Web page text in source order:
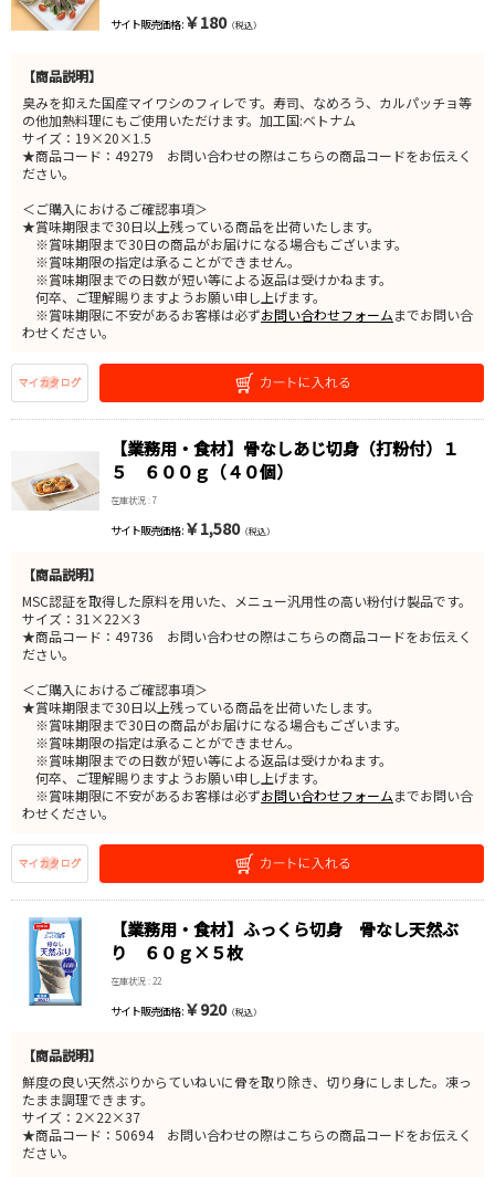
サイト販売価格 : ￥180（税込）
【商品説明】
臭みを抑えた国産マイワシのフィレです。寿司、なめろう、カルパッチョ等
の他加熱料理にもご使用いただけます。加工国:ベトナム
サイズ：19×20×1.5
★商品コード：49279 お問い合わせの際はこちらの商品コードをお伝えく
ださい。
＜ご購入におけるご確認事項＞
★賞味期限まで30日以上残っている商品を出荷いたします。
※賞味期限まで30日の商品がお届けになる場合もございます。
※賞味期限の指定は承ることができません。
※賞味期限までの日数が短い等による返品は受けかねます。
何卒、ご理解賜りますようお願い申し上げます。
※賞味期限に不安があるお客様は必ずお問い合わせフォームまでお問い合
わせください。
【業務用・食材】骨なしあじ切身（打粉付）１
５ ６００ｇ（４０個）
在庫状況 : 7
サイト販売価格 : ￥1,580（税込）
【商品説明】
MSC認証を取得した原料を用いた、メニュー汎用性の高い粉付け製品です。
サイズ：31×22×3
★商品コード：49736 お問い合わせの際はこちらの商品コードをお伝えく
ださい。
＜ご購入におけるご確認事項＞
★賞味期限まで30日以上残っている商品を出荷いたします。
※賞味期限まで30日の商品がお届けになる場合もございます。
※賞味期限の指定は承ることができません。
※賞味期限までの日数が短い等による返品は受けかねます。
何卒、ご理解賜りますようお願い申し上げます。
※賞味期限に不安があるお客様は必ずお問い合わせフォームまでお問い合
わせください。
【業務用・食材】ふっくら切身 骨なし天然ぶ
り ６０ｇ×５枚
在庫状況 : 22
サイト販売価格 : ￥920（税込）
【商品説明】
鮮度の良い天然ぶりからていねいに骨を取り除き、切り身にしました。凍っ
たまま調理できます。
サイズ：2×22×37
★商品コード：50694 お問い合わせの際はこちらの商品コードをお伝えく
ださい。